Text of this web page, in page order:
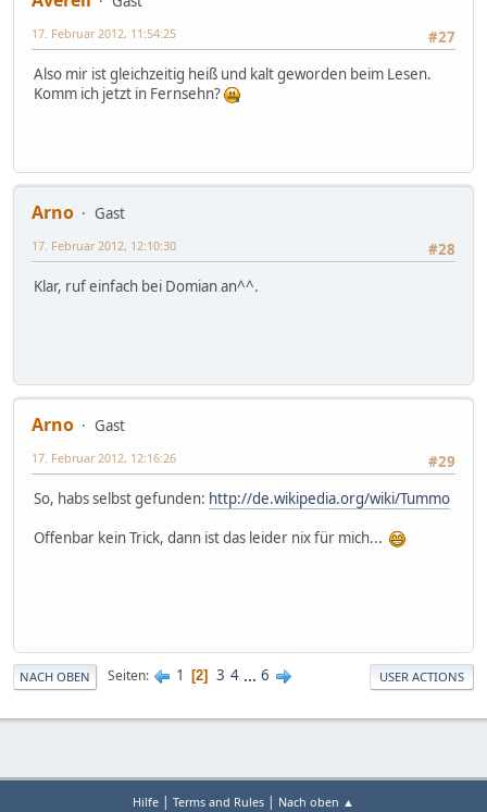
#27
17. Februar 2012, 11:54:25
Also mir ist gleichzeitig heiß und kalt geworden beim Lesen.
Komm ich jetzt in Fernsehn?
Arno
Gast
#28
17. Februar 2012, 12:10:30
Klar, ruf einfach bei Domian an^^.
Arno
Gast
#29
17. Februar 2012, 12:16:26
So, habs selbst gefunden: http://de.wikipedia.org/wiki/Tummo
Offenbar kein Trick, dann ist das leider nix für mich...
NACH OBEN Seiten 1 2 3 4 ... 6 USER ACTIONS
Hilfe | Terms and Rules | Nach oben ▲